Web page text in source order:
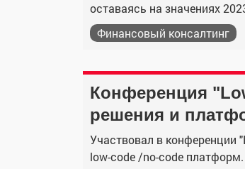
оставаясь на значениях
Финансовый консалтинг
Конференция
решения и
Участвовал в конференции
low-code /no-code